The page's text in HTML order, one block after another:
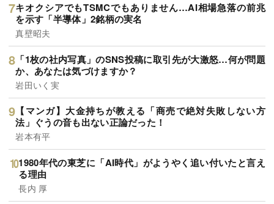
キオクシアでもTSMCでもありません…AI相場急落の前兆
を示す「半導体」2銘柄の実名
真壁昭夫
「1枚の社内写真」のSNS投稿に取引先が大激怒…何が問題
か、あなたは気づけますか？
岩田いく実
【マンガ】大金持ちが教える「商売で絶対失敗しない方
法」ぐうの音も出ない正論だった！
岩本有平
1980年代の東芝に「AI時代」がようやく追い付いたと言え
る理由
長内 厚